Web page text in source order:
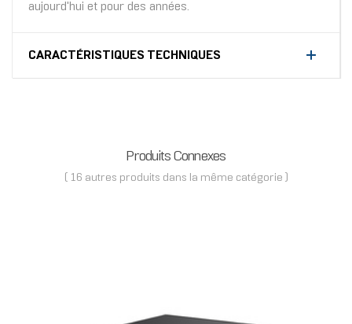
aujourd'hui et pour des années.
CARACTÉRISTIQUES TECHNIQUES
Produits Connexes
( 16 autres produits dans la même catégorie )